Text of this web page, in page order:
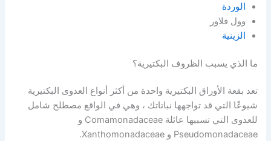
الوردة
وول فلاور
الزينية
ما الذي يسبب الظروف البكتيرية؟
تعد بقعة الأوراق البكتيرية واحدة من أكثر أنواع العدوى البكتيرية
شيوعًا التي قد تواجهها نباتاتك ، وهي في الواقع مصطلح شامل
للعدوى التي تسببها عائلة Comamonadaceae و
Pseudomonadaceae و Xanthomonadaceae.